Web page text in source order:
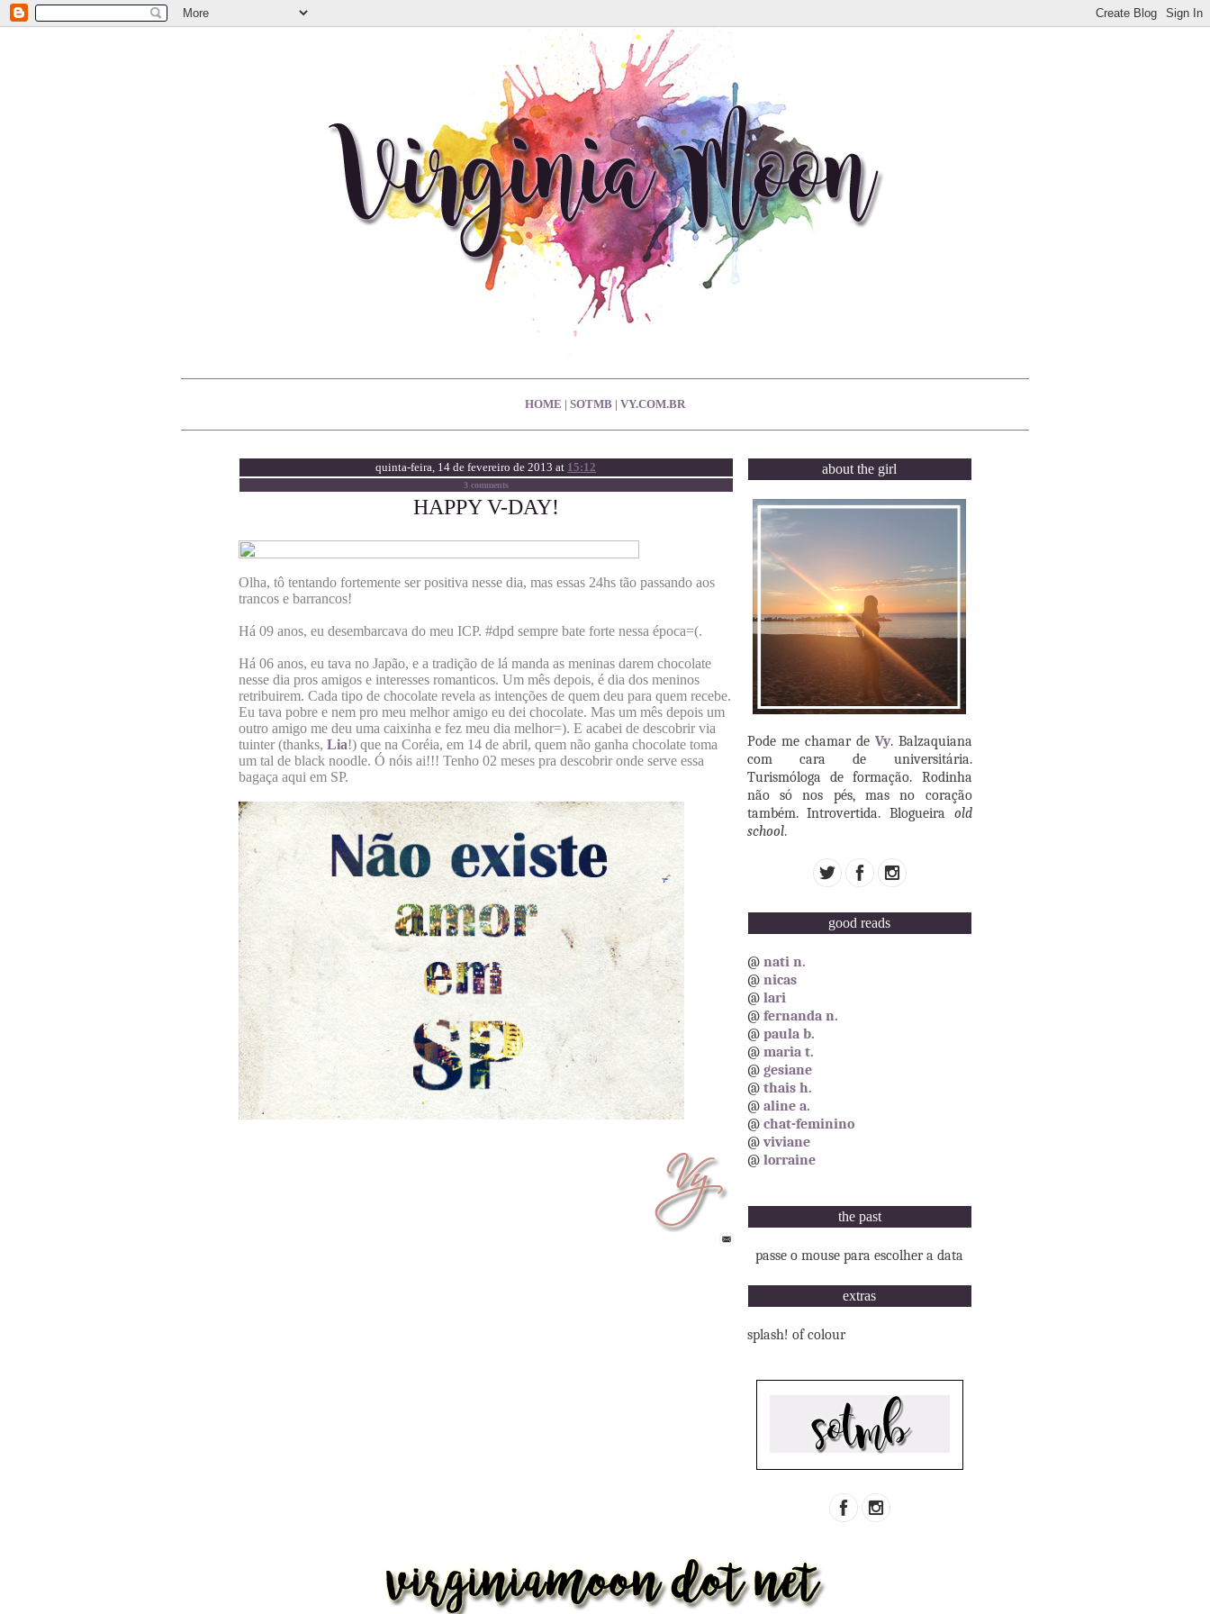
HOME | SOTMB | VY.COM.BR
quinta-feira, 14 de fevereiro de 2013 at 15:12
3 comments
HAPPY V-DAY!
Olha, tô tentando fortemente ser positiva nesse dia, mas essas 24hs tão passando aos
trancos e barrancos!
Há 09 anos, eu desembarcava do meu ICP. #dpd sempre bate forte nessa época=(.
Há 06 anos, eu tava no Japão, e a tradição de lá manda as meninas darem chocolate
nesse dia pros amigos e interesses romanticos. Um mês depois, é dia dos meninos
retribuirem. Cada tipo de chocolate revela as intenções de quem deu para quem recebe.
Eu tava pobre e nem pro meu melhor amigo eu dei chocolate. Mas um mês depois um
outro amigo me deu uma caixinha e fez meu dia melhor=). E acabei de descobrir via
tuinter (thanks, Lia!) que na Coréia, em 14 de abril, quem não ganha chocolate toma
um tal de black noodle. Ó nóis ai!!! Tenho 02 meses pra descobrir onde serve essa
bagaça aqui em SP.
about the girl
Pode me chamar de Vy. Balzaquiana
com cara de universitária.
Turismóloga de formação. Rodinha
não só nos pés, mas no coração
também. Introvertida. Blogueira old
school.
good reads
@ nati n.
@ nicas
@ lari
@ fernanda n.
@ paula b.
@ maria t.
@ gesiane
@ thais h.
@ aline a.
@ chat-feminino
@viviane
@ lorraine
the past
passe o mouse para escolher a data
extras
splash! of colour